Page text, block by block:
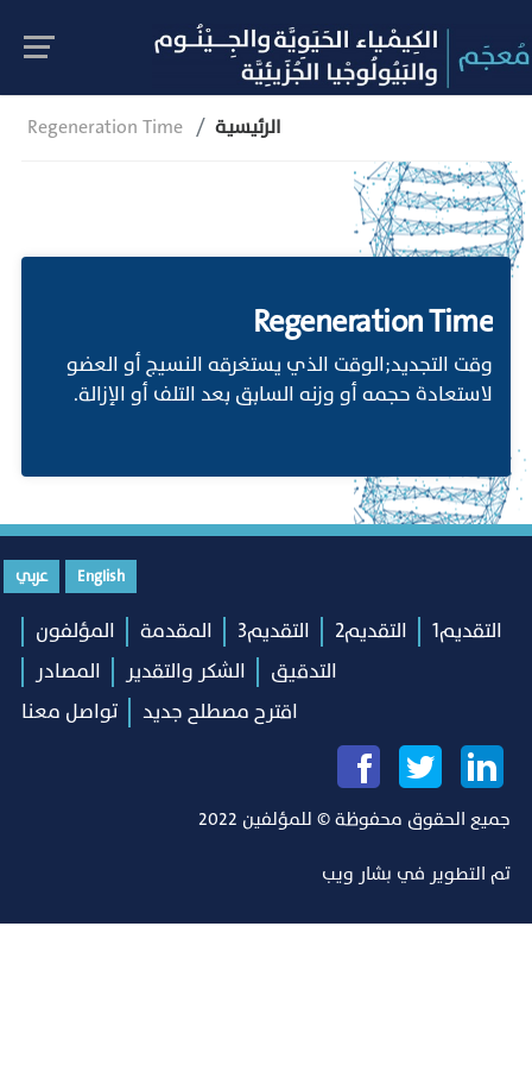
Regeneration Time الرئيسية
Regeneration Time
وقت التجديد;الوقت الذي يستغرقه النسيج أو العضو
لاستعادة حجمه أو وزنه السابق بعد التلف أو الإزالة.
English عربي
التقديم1 التقديم2 التقديم3 المقدمة
المؤلفون
التدقيق
الشكر والتقدير
المصادر
اقترح مصطلح جديد
تواصل معنا
جميع الحقوق محفوظة © للمؤلفين 2022
تم التطوير في بشار ويب